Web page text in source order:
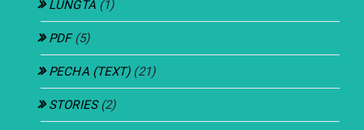
LUNGTA(1)
PDF(5)
PECHA (TEXT)(21)
STORIES(2)